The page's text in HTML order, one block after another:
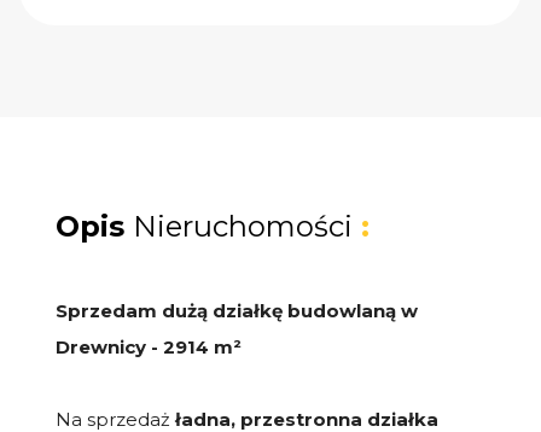
Opis Nieruchomości :
Sprzedam dużą działkę budowlaną w
Drewnicy - 2914 m²
Na sprzedaż ładna, przestronna działka